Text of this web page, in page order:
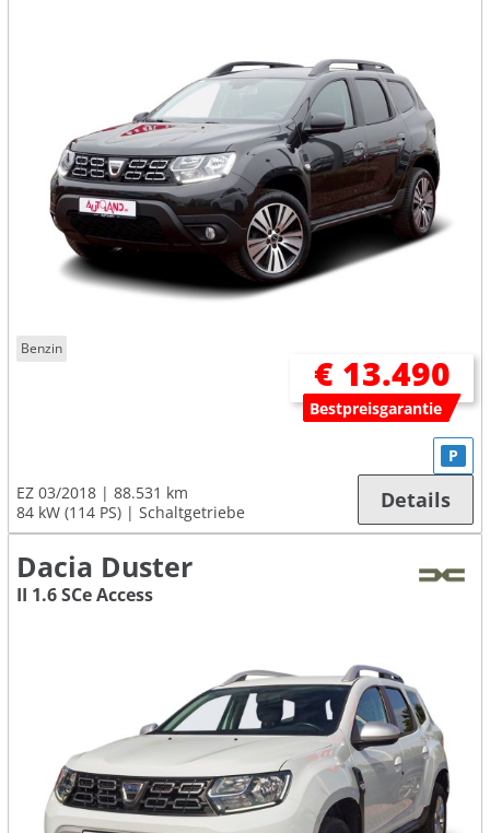
Benzin
€ 13.490
Bestpreisgarantie
EZ 03/2018
88.531 km
84 kW (114 PS)
Schaltgetriebe
P
Details
Dacia Duster
II 1.6 SCe Access